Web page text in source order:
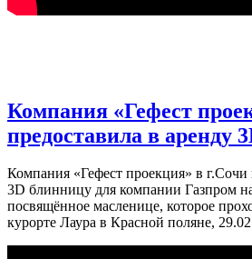
Компания «Гефест
предоставила в аренду
Компания «Гефест проекция» в г.Сочи
3D блинницу для компании Газпром
посвящённое масленице, которое
курорте Лаура в Красной поляне,